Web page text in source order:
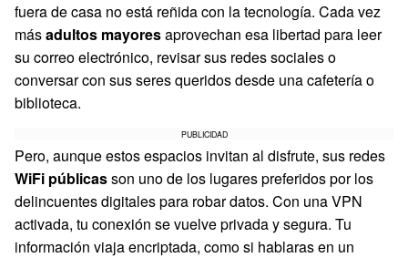
fuera de casa no está reñida con la tecnología. Cada vez
másadultos mayoresaprovechan esa libertad para leer
su correo electrónico, revisar sus redes sociales o
conversar con sus seres queridos desde una cafetería o
biblioteca.
PUBLICIDAD
Pero, aunque estos espacios invitan al disfrute, sus redes
WiFi públicasson uno de los lugares preferidos por los
delincuentes digitales para robar datos. Con una VPN
activada, tu conexión se vuelve privada y segura. Tu
información viaja encriptada, como si hablaras en un